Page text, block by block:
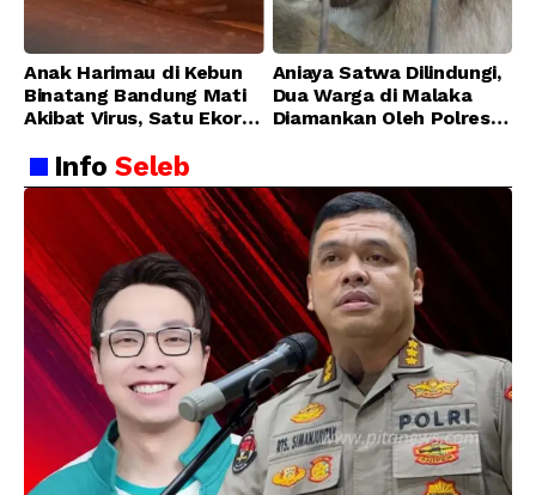
Anak Harimau di Kebun
Binatang Bandung Mati
Akibat Virus, Satu Ekor
Membaik
Aniaya Satwa Dilindungi,
Dua Warga di Malaka
Diamankan Oleh Polres
InfoSeleb